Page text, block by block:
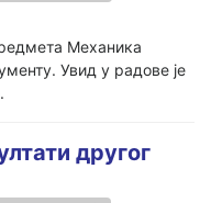
Механика
Увид у радове је
другог